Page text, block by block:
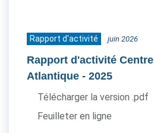
Rapport d'activité juin 2026
Rapport d'activité Centre
Atlantique - 2025
Télécharger la version .pdf
Feuilleter en ligne